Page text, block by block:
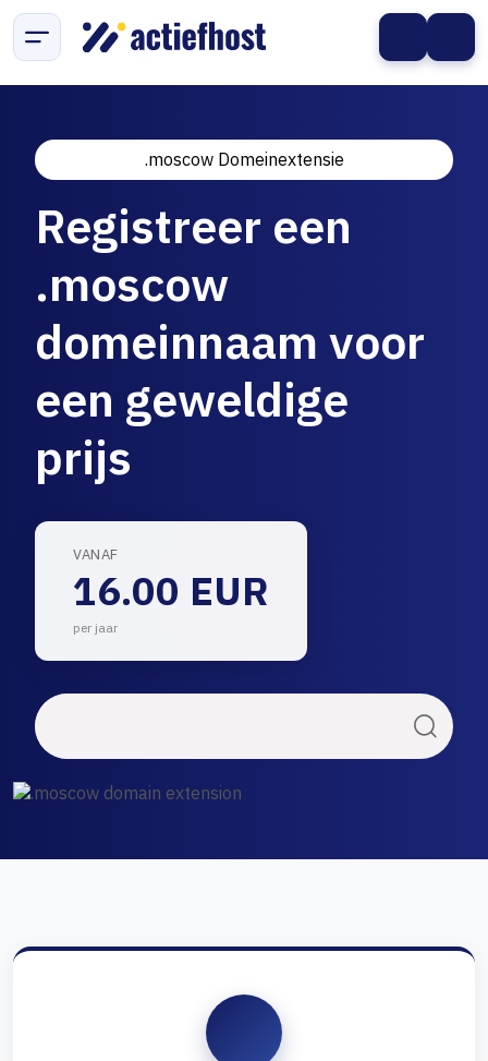
.moscow Domeinextensie
Registreer een
.moscow
domeinnaam voor
een geweldige
prijs
VANAF
16.00 EUR
per jaar